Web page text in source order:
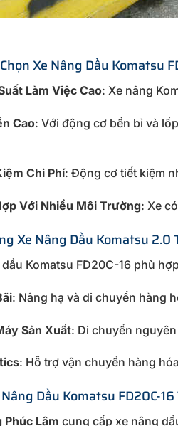
Xe Nâng Dầu Komatsu
Làm Việc Cao: Xe nâng
Cao: Với động cơ bền bỉ và
Chi Phí: Động cơ tiết kiệm
Với Nhiều Môi Trường: Xe
Xe Nâng Dầu Komatsu 2.0
dầu Komatsu FD20C-16 phù
: Nâng hạ và di chuyển hàng
Sản Xuất: Di chuyển
: Hỗ trợ vận chuyển hàng
Dầu Komatsu FD20C-
Phúc Lâm cung cấp xe nâng